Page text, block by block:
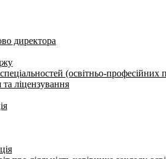
директора
(освітньо-професійних
ліцензування